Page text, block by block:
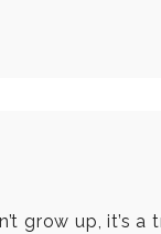
grow up, it’s a